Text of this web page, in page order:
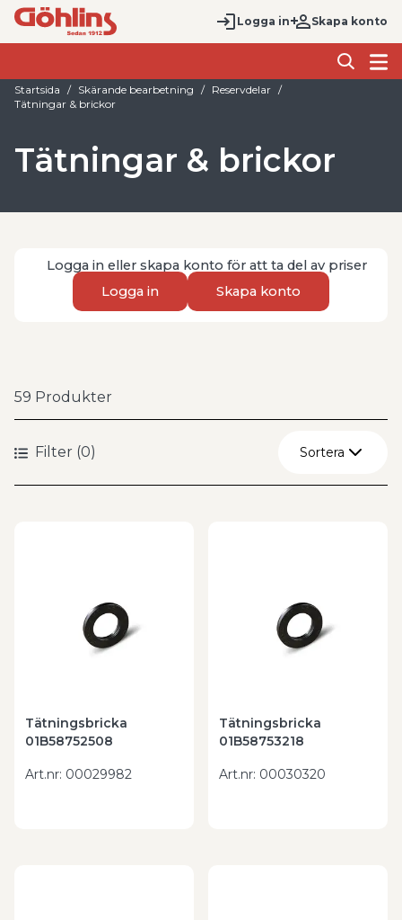
Logga in Skapa konto
Startsida Skärande bearbetning
Reservdelar
Tätningar & brickor
Tätningar & brickor
Logga in eller skapa konto för att ta del av priser
Logga in
Skapa konto
59 Produkter
Filter (0) Sortera
Tätningsbricka
01B58752508
Art.nr: 00029982
Tätningsbricka
01B58753218
Art.nr: 00030320